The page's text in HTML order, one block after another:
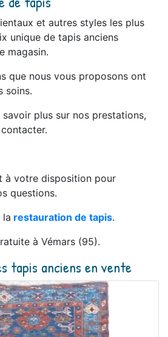
et autres styles les plus
unique de tapis anciens
magasin.
que nous vous proposons ont
soins.
plus sur nos prestations,
contacter.
à votre disposition pour
questions.
la restauration de tapis.
à Vémars (95).
tapis anciens en vente